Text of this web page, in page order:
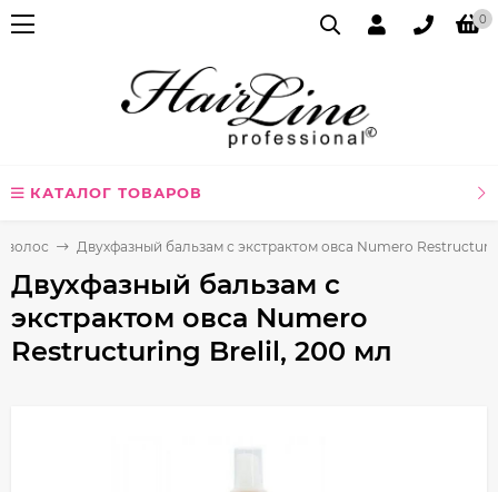
0
КАТАЛОГ ТОВАРОВ
волос Двухфазный бальзам с экстрактом овса Numero
Двухфазный бальзам с
экстрактом овса Numero
Restructuring Brelil, 200 мл